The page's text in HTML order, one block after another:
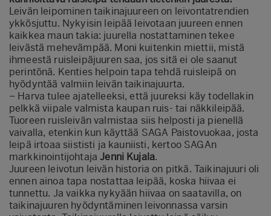
Leivän leipominen taikinajuureen on leivontatrendien
ykkösjuttu. Nykyisin leipää leivotaan juureen ennen
kaikkea maun takia: juurella nostattaminen tekee
leivästä mehevämpää. Moni kuitenkin miettii, mistä
ihmeestä ruisleipäjuuren saa, jos sitä ei ole saanut
perintönä. Kenties helpoin tapa tehdä ruisleipä on
hyödyntää valmiin leivän taikinajuurta.
– Harva tulee ajatelleeksi, että juureksi käy todellakin
pelkkä viipale valmista kaupan ruis- tai näkkileipää.
Tuoreen ruisleivän valmistaa siis helposti ja pienellä
vaivalla, etenkin kun käyttää SAGA Paistovuokaa, josta
leipä irtoaa siististi ja kauniisti, kertoo SAGAn
markkinointijohtajaJenni Kujala.
Juureen leivotun leivän historia on pitkä. Taikinajuuri oli
ennen ainoa tapa nostattaa leipää, koska hiivaa ei
tunnettu. Ja vaikka nykyään hiivaa on saatavilla, on
taikinajuuren hyödyntäminen leivonnassa varsin